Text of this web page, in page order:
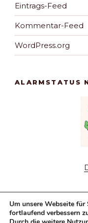
Eintrags-Feed
Kommentar-Feed
WordPress.org
ALARMSTATUS
Um unsere Webseite
fortlaufend verbessern